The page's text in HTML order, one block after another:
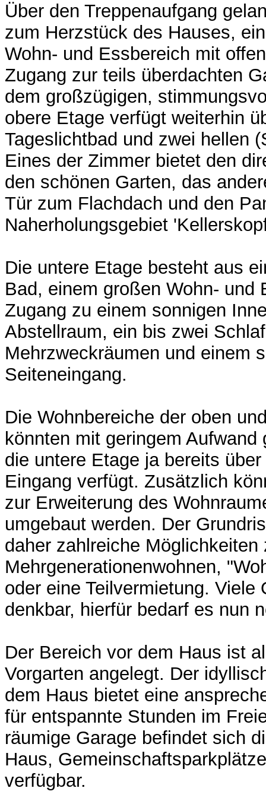
Über den Treppenaufgang
zum Herzstück des Hauses,
Wohn- und Essbereich mit
Zugang zur teils überdachten
dem großzügigen,
obere Etage verfügt weiterhin
Tageslichtbad und zwei hellen
Eines der Zimmer bietet den
den schönen Garten, das
Tür zum Flachdach und den
Naherholungsgebiet
Die untere Etage besteht aus
Bad, einem großen Wohn- und
Zugang zu einem sonnigen
Abstellraum, ein bis zwei
Mehrzweckräumen und einem
Seiteneingang.
Die Wohnbereiche der oben
könnten mit geringem Aufwand
die untere Etage ja bereits
Eingang verfügt. Zusätzlich
zur Erweiterung des
umgebaut werden. Der
daher zahlreiche Möglichkeiten
Mehrgenerationenwohnen,
oder eine Teilvermietung. Viele
denkbar, hierfür bedarf es nun
Der Bereich vor dem Haus ist
Vorgarten angelegt. Der
dem Haus bietet eine
für entspannte Stunden im
räumige Garage befindet sich
Haus,
verfügbar.